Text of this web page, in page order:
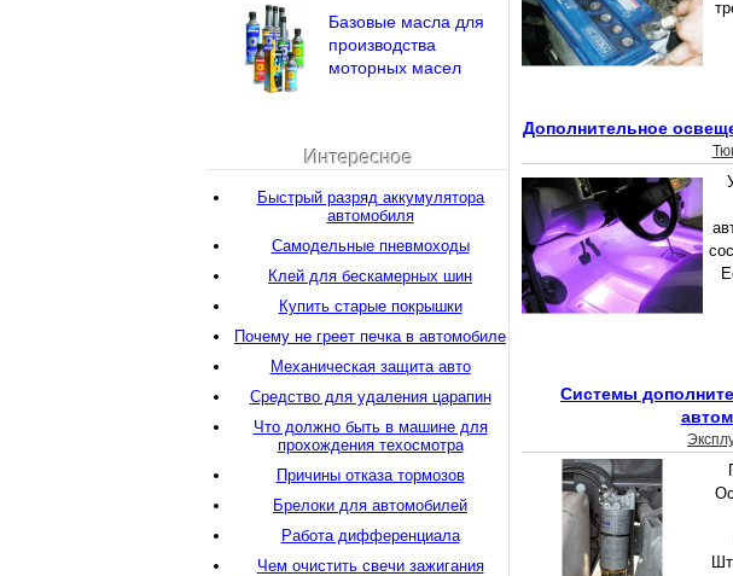
Дополнительное
Системы
Базовые масла для
производства
моторных масел
Интересное
Быстрый разряд аккумулятора
автомобиля
Самодельные пневмоходы
Клей для бескамерных шин
Купить старые покрышки
Почему не греет печка в автомобиле
Механическая защита авто
Средство для удаления царапин
Что должно быть в машине для
прохождения техосмотра
Причины отказа тормозов
Брелоки для автомобилей
Работа дифференциала
Чем очистить свечи зажигания